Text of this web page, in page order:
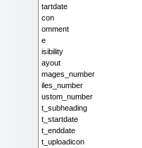
tartdate
con
omment
e
isibility
ayout
mages_number
iles_number
ustom_number
t_subheading
t_startdate
t_enddate
t_uploadicon